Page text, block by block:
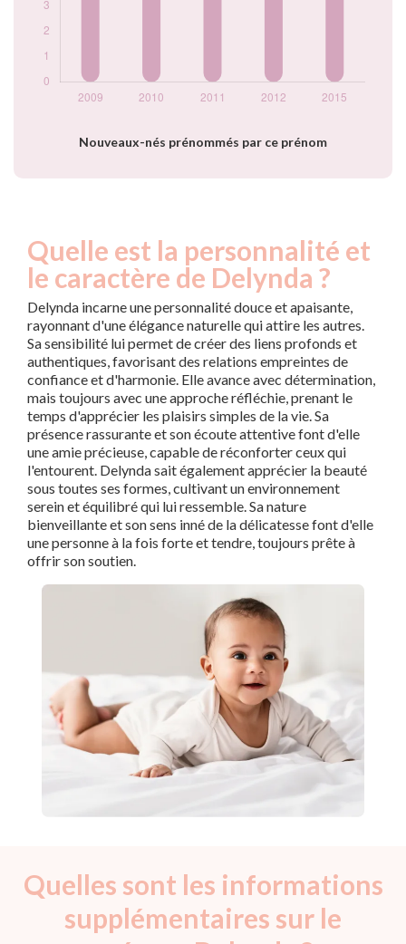
Nouveaux-nés prénommés par ce prénom
Quelle est la personnalité et
le caractère de Delynda ?
Delynda incarne une personnalité douce et apaisante,
rayonnant d'une élégance naturelle qui attire les autres.
Sa sensibilité lui permet de créer des liens profonds et
authentiques, favorisant des relations empreintes de
confiance et d'harmonie. Elle avance avec détermination,
mais toujours avec une approche réfléchie, prenant le
temps d'apprécier les plaisirs simples de la vie. Sa
présence rassurante et son écoute attentive font d'elle
une amie précieuse, capable de réconforter ceux qui
l'entourent. Delynda sait également apprécier la beauté
sous toutes ses formes, cultivant un environnement
serein et équilibré qui lui ressemble. Sa nature
bienveillante et son sens inné de la délicatesse font d'elle
une personne à la fois forte et tendre, toujours prête à
offrir son soutien.
Quelles sont les informations
supplémentaires sur le